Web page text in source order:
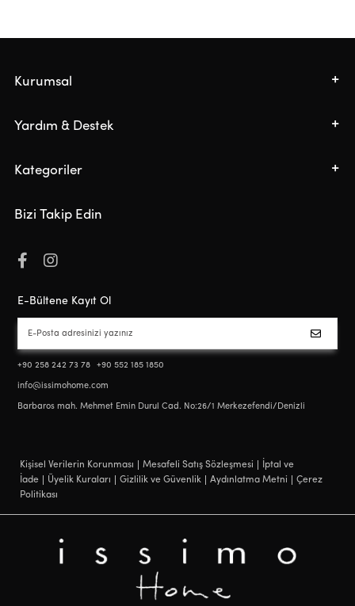
Kurumsal
Yardım & Destek
Kategoriler
Bizi Takip Edin
E-Bültene Kayıt Ol
+90 258 242 73 78 +90 552 185 1850
info@issimohome.com
Barbaros mah. Mehmet Emin Durul Cad. No:26/1 Merkezefendi/Denizli
Kişisel Verilerin Korunması Mesafeli Satış Sözleşmesi
İptal ve
İade
Üyelik Kuraları Gizlilik ve Güvenlik Aydınlatma Metni
Çerez
Politikası